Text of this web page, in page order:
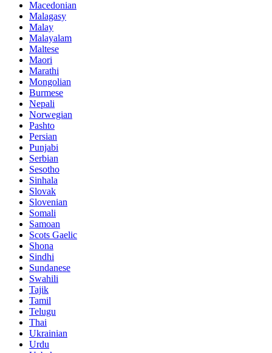
Macedonian
Malagasy
Malay
Malayalam
Maltese
Maori
Marathi
Mongolian
Burmese
Nepali
Norwegian
Pashto
Persian
Punjabi
Serbian
Sesotho
Sinhala
Slovak
Slovenian
Somali
Samoan
Scots Gaelic
Shona
Sindhi
Sundanese
Swahili
Tajik
Tamil
Telugu
Thai
Ukrainian
Urdu